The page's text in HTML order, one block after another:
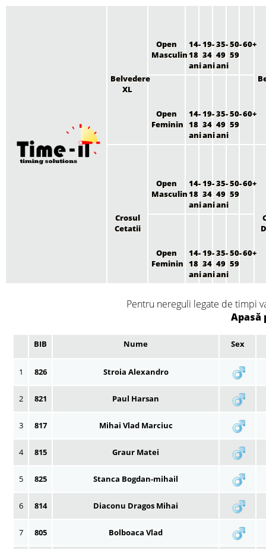
Belvedere
XL
Open
Masculin
14-
18
ani
19-
34
ani
35-
49
ani
50-
59
60+
Open
Feminin
14-
18
ani
19-
34
ani
35-
49
ani
50-
59
60+
Crosul
Cetatii
Open
Masculin
14-
18
ani
19-
34
ani
35-
49
ani
50-
59
60+
Open
Feminin
14-
18
ani
19-
34
ani
35-
49
ani
50-
59
60+
Pentru nereguli legate de timpi
Apasă